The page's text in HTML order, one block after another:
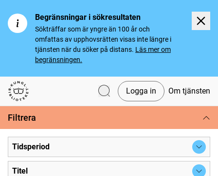
Begränsningar i sökresultaten
Sökträffar som är yngre än 100 år och
omfattas av upphovsrätten visas inte längre i
tjänsten när du söker på distans. Läs mer om
begränsningen.
Svenska tidningar
Logga in Om tjänsten
Filtrera
Tidsperiod
Titel